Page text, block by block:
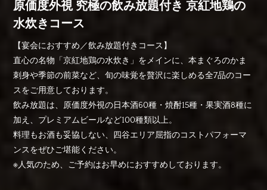
原価度外視 究極の飲み放題付き 京紅地鶏の
水炊きコース
【宴会におすすめ／飲み放題付きコース】
直心の名物「京紅地鶏の水炊き」をメインに、本まぐろのかま
刺身や季節の前菜など、旬の味覚を贅沢に楽しめる全7品のコー
スをご用意しております。
飲み放題は、原価度外視の日本酒60種・焼酎15種・果実酒8種に
加え、プレミアムビールなど100種類以上。
料理もお酒も妥協しない、四谷エリア屈指のコストパフォーマ
ンスをぜひご堪能ください。
※人気のため、ご予約はお早めにおすすめしております。